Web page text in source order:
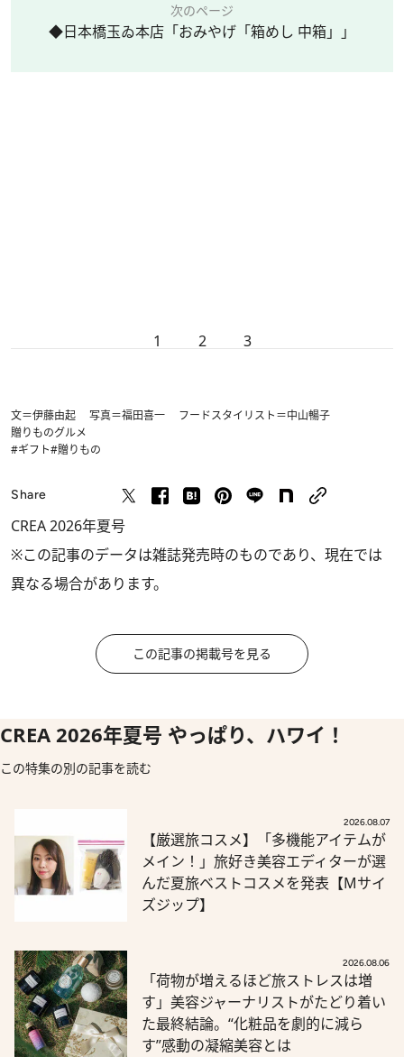
次のページ
◆日本橋玉ゐ本店「おみやげ「箱めし 中箱」」
1 2 3
文＝伊藤由起 写真＝福田喜一 フードスタイリスト＝中山暢子
贈りものグルメ
#ギフト#贈りもの
Share
CREA 2026年夏号
※この記事のデータは雑誌発売時のものであり、現在では
異なる場合があります。
この記事の掲載号を見る
CREA 2026年夏号 やっぱり、ハワイ！
この特集の別の記事を読む
2026.08.07
【厳選旅コスメ】「多機能アイテムが
メイン！」旅好き美容エディターが選
んだ夏旅ベストコスメを発表【Mサイ
ズジップ】
2026.08.06
「荷物が増えるほど旅ストレスは増
す」美容ジャーナリストがたどり着い
た最終結論。“化粧品を劇的に減ら
す”感動の凝縮美容とは